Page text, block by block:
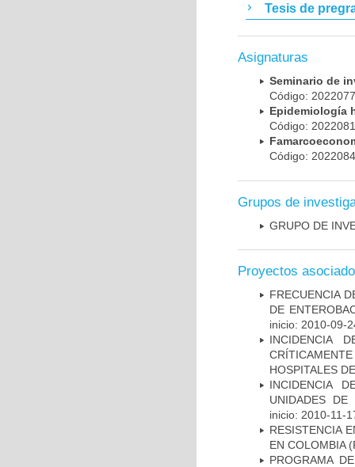
Tesis de
Asignaturas
Seminario de
Código:
Epidemiología
Código:
Código:
Grupos de
GRUPO DE
Proyectos
FRECUENCIA
DE
inicio: 2010-09-
INCIDENCIA
HOSPITALES
INCIDENCIA
UNIDADES DE
inicio: 2010-11-
RESISTENCIA
EN COLOMBIA
PROGRAMA